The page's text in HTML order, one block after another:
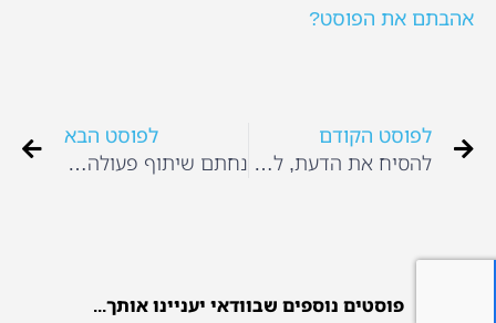
אהבתם את הפוסט?
לפוסט הקודם
להסיח את הדעת, לשחק ולהעסיק את הילדים בבית
לפוסט הבא
נחתם שיתוף פעולה עם YNET
פוסטים נוספים שבוודאי יעניינו אותך...